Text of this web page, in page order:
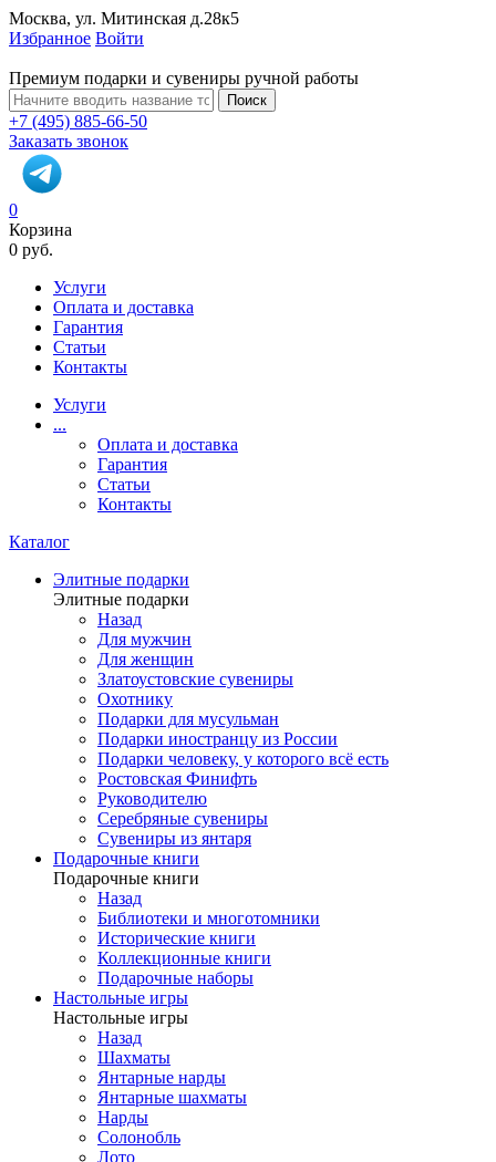
Москва, ул. Митинская д.28к5
Избранное Войти
Премиум подарки и сувениры ручной работы
Поиск
+7 (495) 885-66-50
Заказать звонок
0
Корзина
0 руб.
Услуги
Оплата и доставка
Гарантия
Статьи
Контакты
Услуги
...
Оплата и доставка
Гарантия
Статьи
Контакты
Каталог
Элитные подарки
Элитные подарки
Назад
Для мужчин
Для женщин
Златоустовские сувениры
Охотнику
Подарки для мусульман
Подарки иностранцу из России
Подарки человеку, у которого всё есть
Ростовская Финифть
Руководителю
Серебряные сувениры
Сувениры из янтаря
Подарочные книги
Подарочные книги
Назад
Библиотеки и многотомники
Исторические книги
Коллекционные книги
Подарочные наборы
Настольные игры
Настольные игры
Назад
Шахматы
Янтарные нарды
Янтарные шахматы
Нарды
Солонобль
Лото